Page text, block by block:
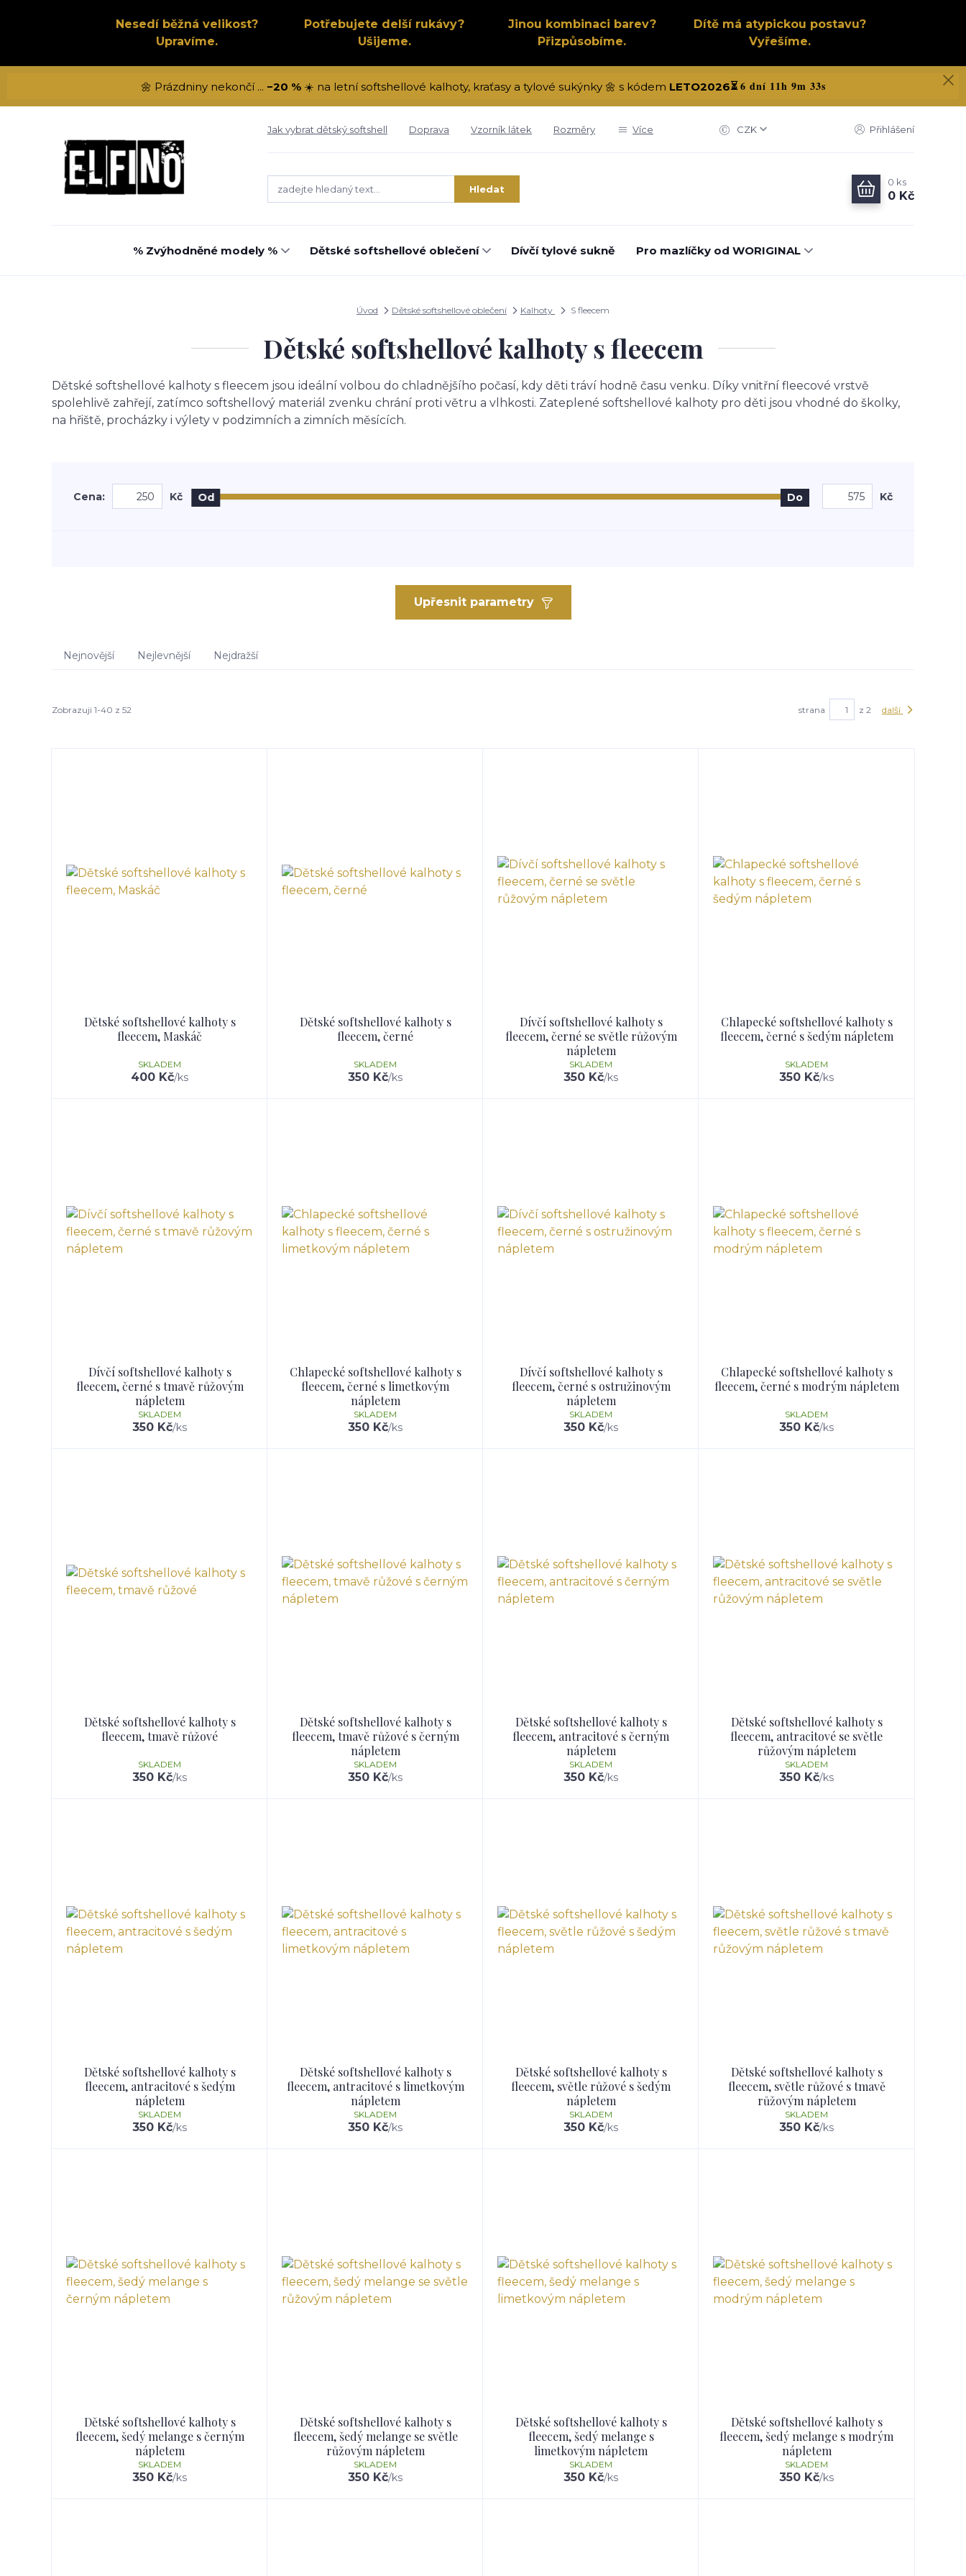
Nesedí běžná velikost?
Upravíme.
Potřebujete delší rukávy?
Ušijeme.
Jinou kombinaci barev?
Přizpůsobíme.
Dítě má atypickou postavu?
Vyřešíme.
🌼 Prázdniny nekončí ... −20 %☀️ na letní softshellové kalhoty, kraťasy a tylové sukýnky 🌼 s kódem LETO2026⏳6 dní 11h 9m 32s
Jak vybrat dětský softshell Doprava Vzorník látek Rozměry Více CZK Přihlášení
Hledat
0 ks
0 Kč
% Zvýhodněné modely % Dětské softshellové oblečení Dívčí tylové sukně Pro mazlíčky od WORIGINAL
Úvod Dětské softshellové oblečení Kalhoty S fleecem
Dětské softshellové kalhoty s fleecem
Dětské softshellové kalhoty s fleecem jsou ideální volbou do chladnějšího počasí, kdy děti tráví hodně času venku. Díky vnitřní fleecové vrstvě
spolehlivě zahřejí, zatímco softshellový materiál zvenku chrání proti větru a vlhkosti. Zateplené softshellové kalhoty pro děti jsou vhodné do školky,
na hřiště, procházky i výlety v podzimních a zimních měsících.
Upřesnit parametry
Cena: Kč Od Do Kč
Nejnovější Nejlevnější Nejdražší
Zobrazuji 1-40 z 52 strana z 2 další
Dětské softshellové kalhoty s
fleecem, Maskáč
400 Kč/ks
SKLADEM
Dětské softshellové kalhoty s
fleecem, černé
350 Kč/ks
SKLADEM
Dívčí softshellové kalhoty s
fleecem, černé se světle růžovým
nápletem
350 Kč/ks
SKLADEM
Chlapecké softshellové kalhoty s
fleecem, černé s šedým nápletem
350 Kč/ks
SKLADEM
Dívčí softshellové kalhoty s
fleecem, černé s tmavě růžovým
nápletem
350 Kč/ks
SKLADEM
Chlapecké softshellové kalhoty s
fleecem, černé s limetkovým
nápletem
350 Kč/ks
SKLADEM
Dívčí softshellové kalhoty s
fleecem, černé s ostružinovým
nápletem
350 Kč/ks
SKLADEM
Chlapecké softshellové kalhoty s
fleecem, černé s modrým nápletem
350 Kč/ks
SKLADEM
Dětské softshellové kalhoty s
fleecem, tmavě růžové
350 Kč/ks
SKLADEM
Dětské softshellové kalhoty s
fleecem, tmavě růžové s černým
nápletem
350 Kč/ks
SKLADEM
Dětské softshellové kalhoty s
fleecem, antracitové s černým
nápletem
350 Kč/ks
SKLADEM
Dětské softshellové kalhoty s
fleecem, antracitové se světle
růžovým nápletem
350 Kč/ks
SKLADEM
Dětské softshellové kalhoty s
fleecem, antracitové s šedým
nápletem
350 Kč/ks
SKLADEM
Dětské softshellové kalhoty s
fleecem, antracitové s limetkovým
nápletem
350 Kč/ks
SKLADEM
Dětské softshellové kalhoty s
fleecem, světle růžové s šedým
nápletem
350 Kč/ks
SKLADEM
Dětské softshellové kalhoty s
fleecem, světle růžové s tmavě
růžovým nápletem
350 Kč/ks
SKLADEM
Dětské softshellové kalhoty s
fleecem, šedý melange s černým
nápletem
350 Kč/ks
SKLADEM
Dětské softshellové kalhoty s
fleecem, šedý melange se světle
růžovým nápletem
350 Kč/ks
SKLADEM
Dětské softshellové kalhoty s
fleecem, šedý melange s
limetkovým nápletem
350 Kč/ks
SKLADEM
Dětské softshellové kalhoty s
fleecem, šedý melange s modrým
nápletem
350 Kč/ks
SKLADEM